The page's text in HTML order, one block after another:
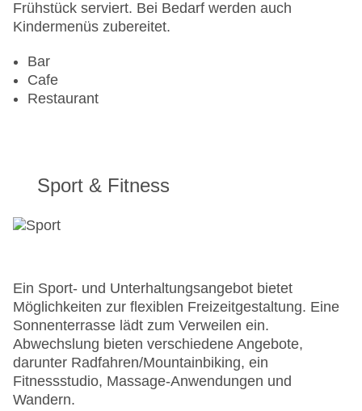
Gesamtanzahl der Zimmer: 89
Zahlungsarten: American Express, Diners Club,
Landeskategorie: 4 Sterne
Frühstück serviert. Bei Bedarf werden auch
Kindermenüs zubereitet.
Bar
Cafe
Restaurant
Sport & Fitness
Ein Sport- und Unterhaltungsangebot bietet
Möglichkeiten zur flexiblen Freizeitgestaltung. Eine
Sonnenterrasse lädt zum Verweilen ein.
Abwechslung bieten verschiedene Angebote,
darunter Radfahren/Mountainbiking, ein
Fitnessstudio, Massage-Anwendungen und
Wandern.